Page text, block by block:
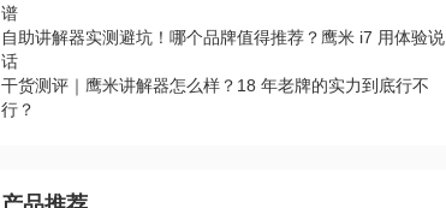
谱
自助讲解器实测避坑！哪个品牌值得推荐？鹰米 i7 用体验说
话
干货测评｜鹰米讲解器怎么样？18 年老牌的实力到底行不
行？